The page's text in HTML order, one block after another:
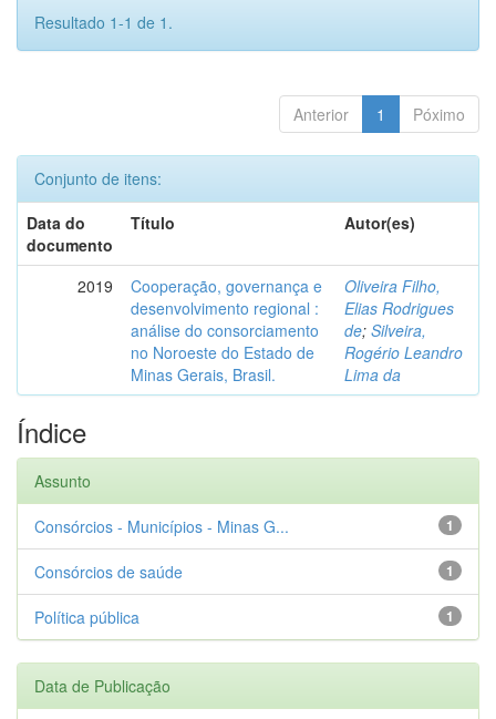
Resultado 1-1 de 1.
Anterior 1 Póximo
Conjunto de itens:
Data do
documento
Título Autor(es)
2019
Cooperação, governança e
desenvolvimento regional :
análise do consorciamento
no Noroeste do Estado de
Minas Gerais, Brasil.
Oliveira Filho,
Elias Rodrigues
de; Silveira,
Rogério Leandro
Lima da
Índice
Assunto
1
Consórcios - Municípios - Minas G...
1
Consórcios de saúde
1
Política pública
Data de Publicação